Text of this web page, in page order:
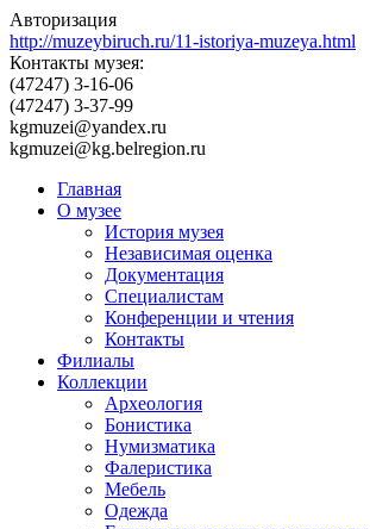
Авторизация
http://muzeybiruch.ru/11-istoriya-muzeya.html
Контакты музея:
(47247) 3-16-06
(47247) 3-37-99
kgmuzei@yandex.ru
kgmuzei@kg.belregion.ru
Главная
О музее
История музея
Независимая оценка
Документация
Специалистам
Конференции и чтения
Контакты
Филиалы
Коллекции
Археология
Бонистика
Нумизматика
Фалеристика
Мебель
Одежда